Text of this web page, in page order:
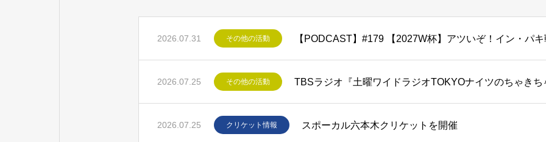
2026.07.31 その他の活動
2026.07.25 その他の活動
2026.07.25 クリケット情報 スポーカル六本木クリケットを開催